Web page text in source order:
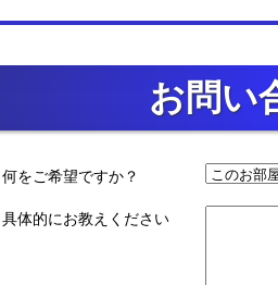
お問い
何をご希望ですか？
具体的にお教えください